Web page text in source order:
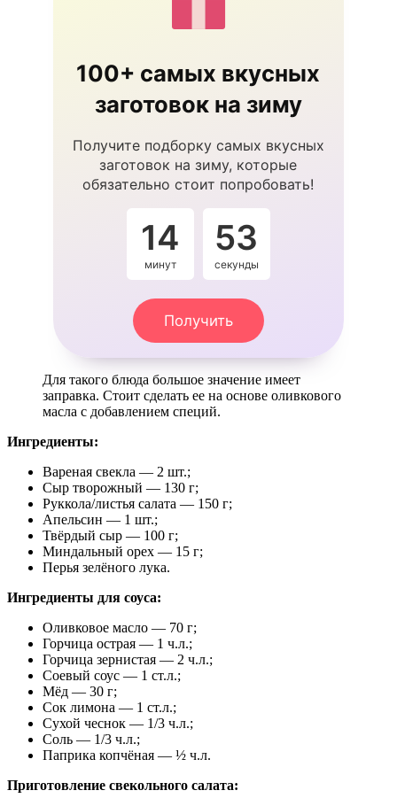
100+ самых вкусных
заготовок на зиму
Получите подборку самых вкусных
заготовок на зиму, которые
обязательно стоит попробовать!
14
минут
53
секунды
Получить
Для такого блюда большое значение имеет
заправка. Стоит сделать ее на основе оливкового
масла с добавлением специй.
Ингредиенты:
Вареная свекла — 2 шт.;
Сыр творожный — 130 г;
Руккола/листья салата — 150 г;
Апельсин — 1 шт.;
Твёрдый сыр — 100 г;
Миндальный орех — 15 г;
Перья зелёного лука.
Ингредиенты для соуса:
Оливковое масло — 70 г;
Горчица острая — 1 ч.л.;
Горчица зернистая — 2 ч.л.;
Соевый соус — 1 ст.л.;
Мёд — 30 г;
Сок лимона — 1 ст.л.;
Сухой чеснок — 1/3 ч.л.;
Соль — 1/3 ч.л.;
Паприка копчёная — ½ ч.л.
Приготовление свекольного салата: